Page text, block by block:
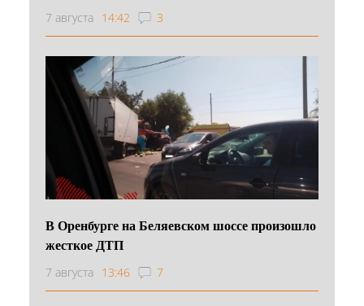
7 августа 14:42 3
В Оренбурге на Беляевском шоссе произошло
жесткое ДТП
7 августа 13:46 7